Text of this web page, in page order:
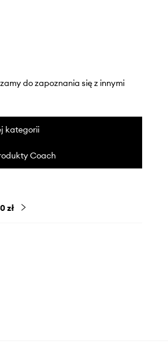
do zapoznania się z innymi
kategorii
Coach
zł